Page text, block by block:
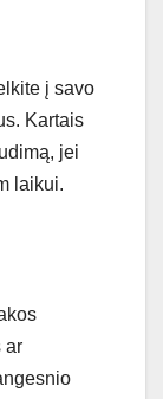
į savo
Kartais
jei
laikui.
ar